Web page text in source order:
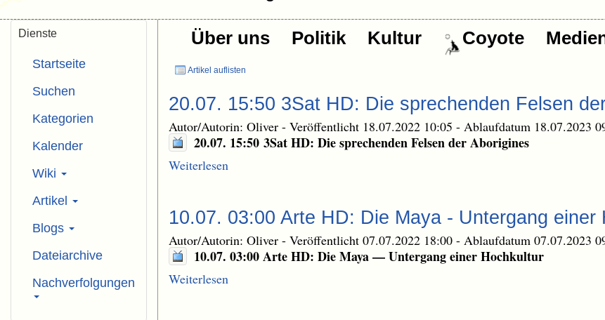
Über uns Politik Kultur Coyote
Artikel auflisten
20.07. 15:50 3Sat HD: Die sprechenden Felsen
Autor/Autorin: Oliver - Veröffentlicht 18.07.2022 10:05 - Ablaufdatum 18.07.2023
20.07. 15:50 3Sat HD: Die sprechenden Felsen der Aborigines
Weiterlesen
10.07. 03:00 Arte HD: Die Maya - Untergang einer
Autor/Autorin: Oliver - Veröffentlicht 07.07.2022 18:00 - Ablaufdatum 07.07.2023
10.07. 03:00 Arte HD: Die Maya — Untergang einer Hochkultur
Weiterlesen
Dienste
Startseite
Suchen
Kategorien
Kalender
Wiki
Artikel
Blogs
Dateiarchive
Nachverfolgungen